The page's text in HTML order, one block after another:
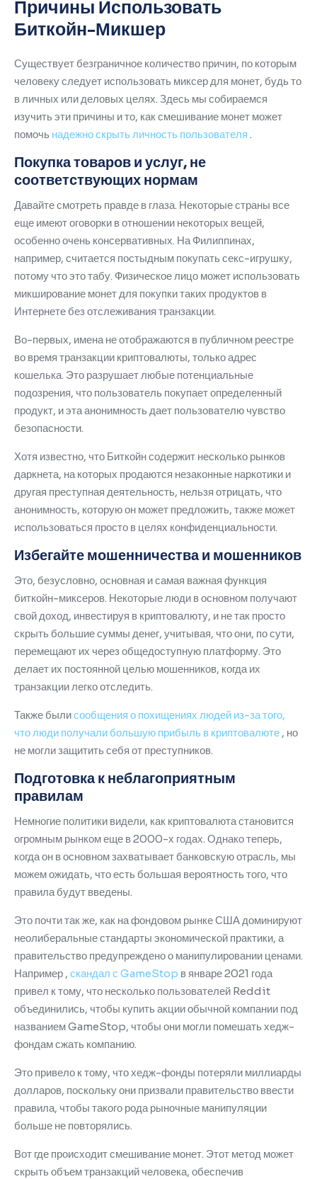
Причины Использовать
Биткойн-Микшер
Существует безграничное количество причин, по которым
человеку следует использовать миксер для монет, будь то
в личных или деловых целях. Здесь мы собираемся
изучить эти причины и то, как смешивание монет может
помочь надежно скрыть личность пользователя .
Покупка товаров и услуг, не
соответствующих нормам
Давайте смотреть правде в глаза. Некоторые страны все
еще имеют оговорки в отношении некоторых вещей,
особенно очень консервативных. На Филиппинах,
например, считается постыдным покупать секс-игрушку,
потому что это табу. Физическое лицо может использовать
микширование монет для покупки таких продуктов в
Интернете без отслеживания транзакции.
Во-первых, имена не отображаются в публичном реестре
во время транзакции криптовалюты, только адрес
кошелька. Это разрушает любые потенциальные
подозрения, что пользователь покупает определенный
продукт, и эта анонимность дает пользователю чувство
безопасности.
Хотя известно, что Биткойн содержит несколько рынков
даркнета, на которых продаются незаконные наркотики и
другая преступная деятельность, нельзя отрицать, что
анонимность, которую он может предложить, также может
использоваться просто в целях конфиденциальности.
Избегайте мошенничества и мошенников
Это, безусловно, основная и самая важная функция
биткойн-миксеров. Некоторые люди в основном получают
свой доход, инвестируя в криптовалюту, и не так просто
скрыть большие суммы денег, учитывая, что они, по сути,
перемещают их через общедоступную платформу. Это
делает их постоянной целью мошенников, когда их
транзакции легко отследить.
Также былисообщения о похищениях людей из-за того,
что люди получали большую прибыль в криптовалюте , но
не могли защитить себя от преступников.
Подготовка к неблагоприятным
правилам
Немногие политики видели, как криптовалюта становится
огромным рынком еще в 2000-х годах. Однако теперь,
когда он в основном захватывает банковскую отрасль, мы
можем ожидать, что есть большая вероятность того, что
правила будут введены.
Это почти так же, как на фондовом рынке США доминируют
неолиберальные стандарты экономической практики, а
правительство предупреждено о манипулировании ценами.
Например , скандал с GameStop в январе 2021 года
привел к тому, что несколько пользователей Reddit
объединились, чтобы купить акции обычной компании под
названием GameStop, чтобы они могли помешать хедж-
фондам сжать компанию.
Это привело к тому, что хедж-фонды потеряли миллиарды
долларов, поскольку они призвали правительство ввести
правила, чтобы такого рода рыночные манипуляции
больше не повторялись.
Вот где происходит смешивание монет. Этот метод может
скрыть объем транзакций человека, обеспечив